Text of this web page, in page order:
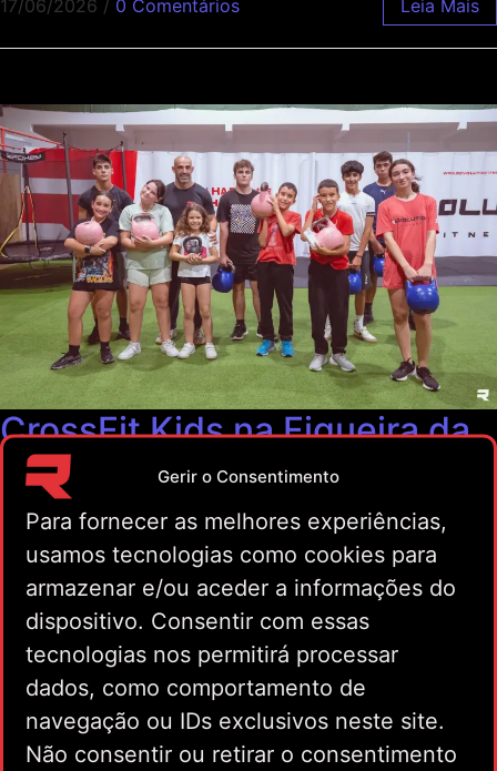
Gerir o Consentimento
Para fornecer as melhores experiências,
usamos tecnologias como cookies para
armazenar e/ou aceder a informações do
dispositivo. Consentir com essas
tecnologias nos permitirá processar
dados, como comportamento de
navegação ou IDs exclusivos neste site.
Não consentir ou retirar o consentimento
17/06/2026 / 0 Comentários Leia Mais
CrossFit Kids na Figueira da
Foz: benefícios para crianças
e adolescentes
CrossFit Kids
O CrossFit Kids na Figueira da Foz é uma das actividades
físicas mais completas que podes dar ao teu filho. No
Revolution Fitness, o programa está disponível para
crianças e adolescentes dos 5 aos 16 anos, dividido em
três grupos por idade, com coaches certificados e aulas
que nunca são iguais. Mais do que treino, o CrossFit Kids
desenvolve capacidades físicas, sociais e emocionais, com